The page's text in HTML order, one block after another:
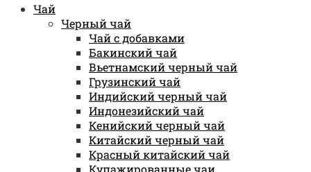
Чай
Черный чай
Чай с добавками
Бакинский чай
Вьетнамский черный чай
Грузинский чай
Индийский черный чай
Индонезийский чай
Кенийский черный чай
Китайский черный чай
Красный китайский чай
Купажированные чаи